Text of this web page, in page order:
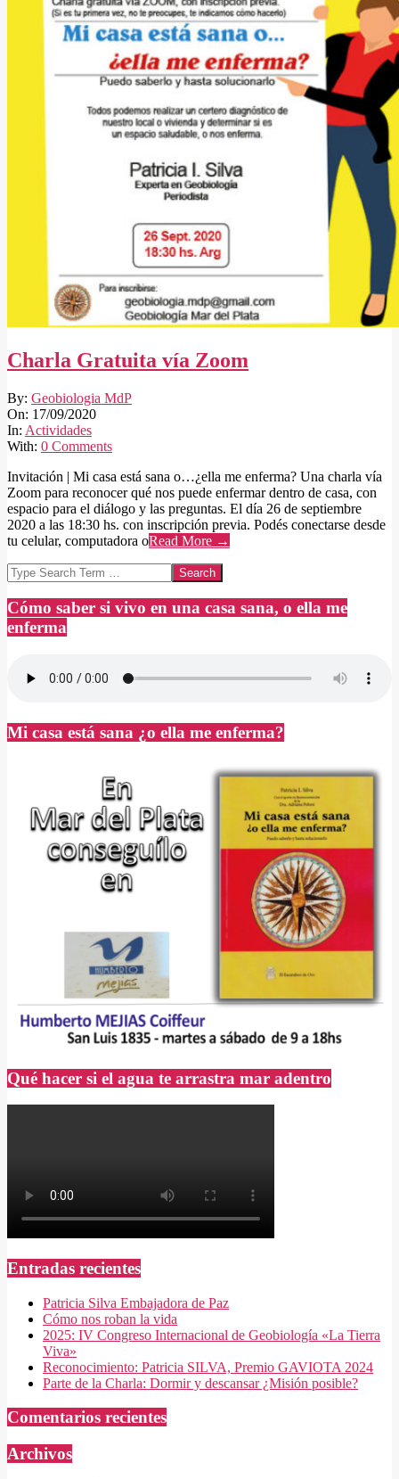
Charla Gratuita vía Zoom
2020-
09-
17
By: Geobiologia MdP
On: 17/09/2020
In: Actividades
With: 0 Comments
Invitación | Mi casa está sana o…¿ella me enferma? Una charla vía
Zoom para reconocer qué nos puede enfermar dentro de casa, con
espacio para el diálogo y las preguntas. El día 26 de septiembre
2020 a las 18:30 hs. con inscripción previa. Podés conectarse desde
tu celular, computadora oRead More →
Search
Cómo saber si vivo en una casa sana, o ella me
enferma
Mi casa está sana ¿o ella me enferma?
Qué hacer si el agua te arrastra mar adentro
Entradas recientes
Patricia Silva Embajadora de Paz
Cómo nos roban la vida
2025: IV Congreso Internacional de Geobiología «La Tierra
Viva»
Reconocimiento: Patricia SILVA, Premio GAVIOTA 2024
Parte de la Charla: Dormir y descansar ¿Misión posible?
Comentarios recientes
Archivos